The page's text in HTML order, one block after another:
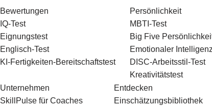
Bewertungen
IQ-Test
Eignungstest
Englisch-Test
KI-Fertigkeiten-Bereitschaftstest
Persönlichkeit
MBTI-Test
Big Five
Emotionaler
DISC-Arbeitsstil-Test
Kreativitätstest
Unternehmen
SkillPulse für Coaches
Entdecken
Einschätzungsbibliothek